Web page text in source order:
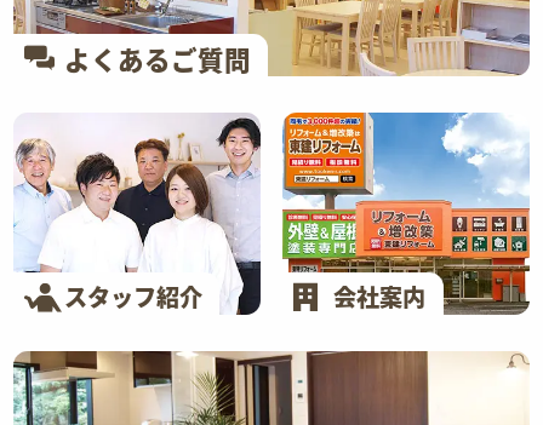
よくあるご質問
スタッフ紹介 会社案内